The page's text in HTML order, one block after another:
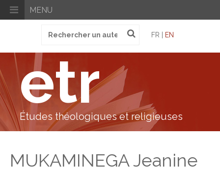
MENU
pour
FR | EN
etr
Études théologiques et religieuses
MUKAMINEGA Jeanine